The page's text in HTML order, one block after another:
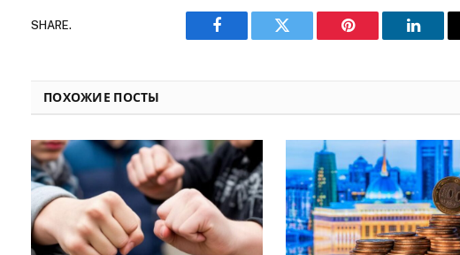
SHARE.
Facebook Twitter Pinterest
ПОХОЖИЕ ПОСТЫ